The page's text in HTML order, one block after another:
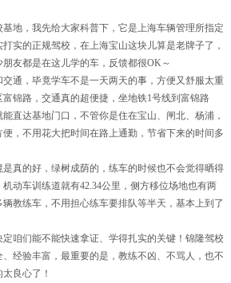
地，我先给大家科普下，它是上海车辆管理所指定
实的正规驾校，在上海宝山这块儿算是老牌子了，
友都是在这儿学的车，反馈都很OK～
通，毕竟学车不是一天两天的事，方便又舒服太重
锦路，交通真的超便捷，坐地铁1号线到富锦路
直达基地门口，不管你是住在宝山、闸北、杨浦，
，不用花大把时间在路上通勤，节省下来的时间多
真的好，绿树成荫的，练车的时候也不会觉得晒得
动车训练道就有42.34公里，侧方移位场地也有两
教练车，不用担心练车要排队等半天，基本上到了
咱们能不能快速拿证、学得扎实的关键！锦隆驾校
经验丰富，最重要的是，教练不凶、不骂人，也不
良心了！